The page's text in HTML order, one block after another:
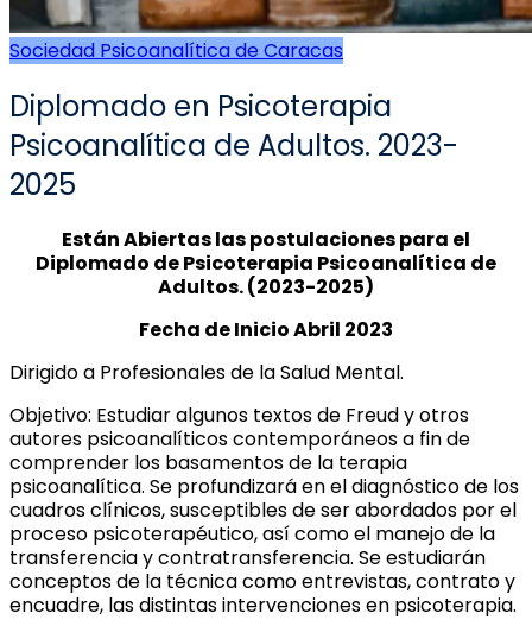
Sociedad Psicoanalítica de Caracas
Diplomado en Psicoterapia
Psicoanalítica de Adultos. 2023-
2025
Están Abiertas las postulaciones para el
Diplomado de Psicoterapia Psicoanalítica de
Adultos. (2023-2025)
Fecha de Inicio Abril 2023
Dirigido a Profesionales de la Salud Mental.
Objetivo: Estudiar algunos textos de Freud y otros
autores psicoanalíticos contemporáneos a fin de
comprender los basamentos de la terapia
psicoanalítica. Se profundizará en el diagnóstico de los
cuadros clínicos, susceptibles de ser abordados por el
proceso psicoterapéutico, así como el manejo de la
transferencia y contratransferencia. Se estudiarán
conceptos de la técnica como entrevistas, contrato y
encuadre, las distintas intervenciones en psicoterapia.